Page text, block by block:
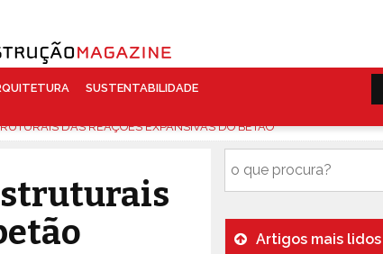
SUSTENTABILIDADE
DAS REAÇÕES EXPANSIVAS DO BETÃO
Artigos mais lidos